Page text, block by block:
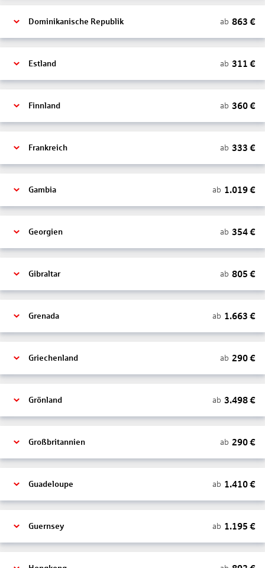
Dominikanische Republik ab 863 €
Estland ab 311 €
Finnland ab 360€
Frankreich ab 333 €
Gambia ab 1.019€
Georgien ab 354€
Gibraltar ab 805 €
Grenada ab 1.663 €
Griechenland ab 290€
Grönland ab 3.498€
Großbritannien ab 290€
Guadeloupe ab 1.410€
Guernsey ab 1.195 €